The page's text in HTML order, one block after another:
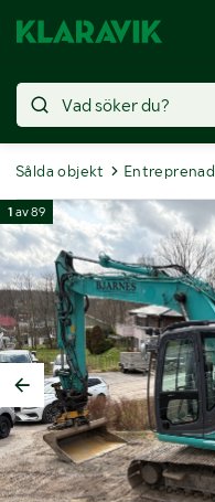
Sålda objekt Entreprenad
1 av89